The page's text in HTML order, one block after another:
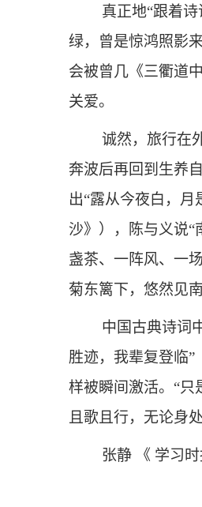
真正地“跟着
绿，曾是惊鸿照影
会被曾几《三衢道
关爱。
诚然，旅行在
奔波后再回到生养
出“露从今夜白，
沙》），陈与义说
盏茶、一阵风、一
菊东篱下，悠然见
中国古典诗词
胜迹，我辈复登临
样被瞬间激活。“只
且歌且行，无论身
张静 《 学习